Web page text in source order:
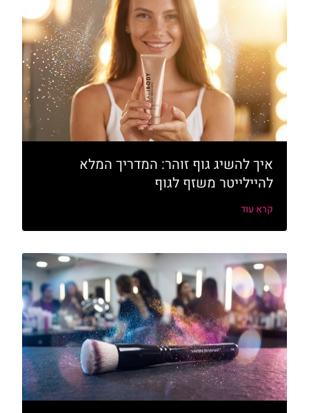
איך להשיג גוף זוהר: המדריך המלא
להיילייטר משזף לגוף
קרא עוד